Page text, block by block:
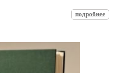
подробнее